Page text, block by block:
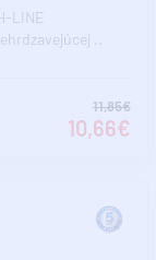
LINE
..
11,85€
10,66€